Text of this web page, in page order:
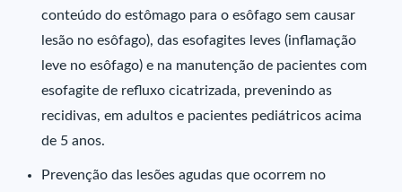
conteúdo do estômago para o esôfago sem causar
lesão no esôfago), das esofagites leves (inflamação
leve no esôfago) e na manutenção de pacientes com
esofagite de refluxo cicatrizada, prevenindo as
recidivas, em adultos e pacientes pediátricos acima
de 5 anos.
Prevenção das lesões agudas que ocorrem no